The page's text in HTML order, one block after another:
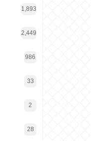
1,893
2,449
986
33
2
28